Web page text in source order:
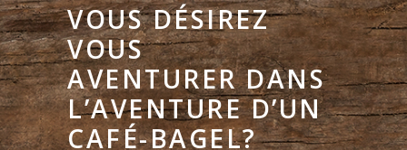
VOUS DÉSIREZ
VOUS
AVENTURER DANS
L’AVENTURE D’UN
CAFÉ-BAGEL?